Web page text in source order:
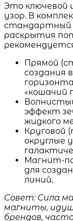
Это ключевой
узор. В
стандартный
раскрытия
Прямой
создания
«кошачий
эффект
жидкого
Круговой
округлые
Магнит-
для
линий.
Совет: Сила
магниты,
брендов,